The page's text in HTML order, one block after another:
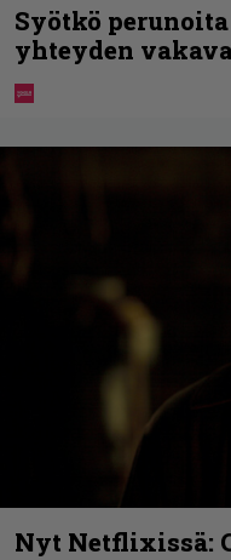
Syötkö
yhteyden
Nyt Netflixissä: